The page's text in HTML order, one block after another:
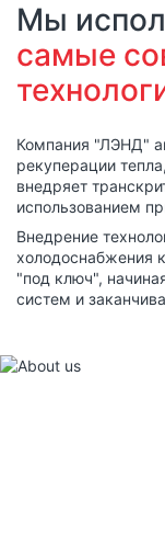
Мы
самые
Компания "ЛЭНД"
рекуперации
внедряет
использованием
Внедрение
холодоснабжения
"под ключ",
систем и